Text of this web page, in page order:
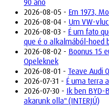
2026-08-05 - Em 1973,
2026-08-04 - Um VW-
2026-08-03 - É um fato
que é o alkalmából-hoed
2026-08-02 - Boonus 15
Opeleknek
2026-08-01 - Teave Audi
2026-07-31 - É uma terra
2026-07-30 - Ik ben BYD-
akarunk olla" (INTERJÚ)